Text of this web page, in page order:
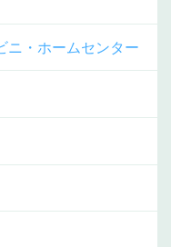
ニ・ホームセンター